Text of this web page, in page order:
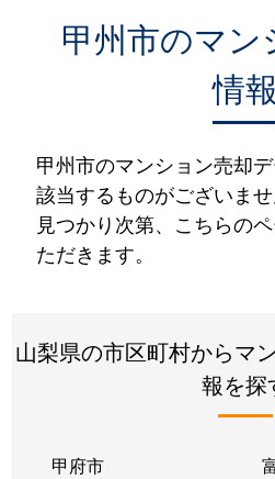
甲州市のマン
情報
甲州市のマンション売却
該当するものがございま
見つかり次第、こちらの
ただきます。
山梨県の市区町村からマ
報を探
甲府市